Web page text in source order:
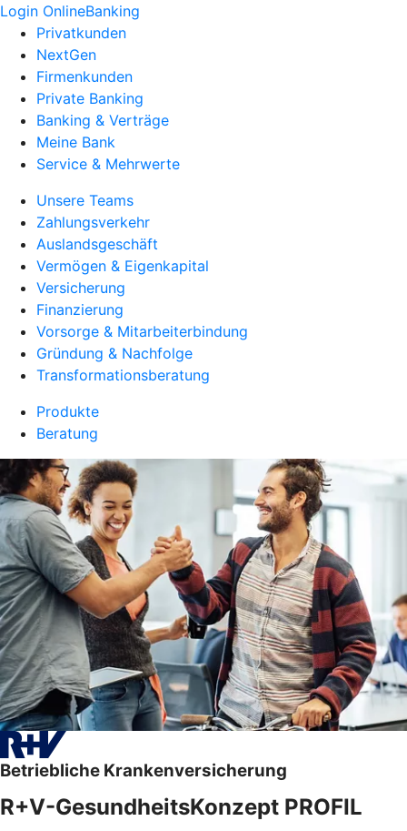
Login OnlineBanking
Privatkunden
NextGen
Firmenkunden
Private Banking
Banking & Verträge
Meine Bank
Service & Mehrwerte
Unsere Teams
Zahlungsverkehr
Auslandsgeschäft
Vermögen & Eigenkapital
Versicherung
Finanzierung
Vorsorge & Mitarbeiterbindung
Gründung & Nachfolge
Transformationsberatung
Produkte
Beratung
Betriebliche Krankenversicherung
R+V-GesundheitsKonzept PROFIL